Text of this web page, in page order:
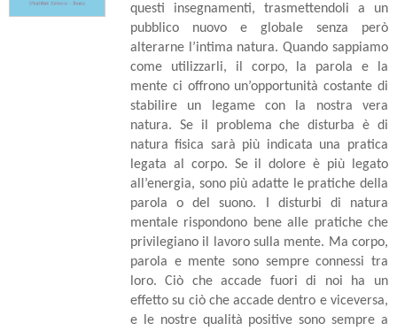
questi insegnamenti, trasmettendoli a un
pubblico nuovo e globale senza però
alterarne l’intima natura. Quando sappiamo
come utilizzarli, il corpo, la parola e la
mente ci offrono un’opportunità costante di
stabilire un legame con la nostra vera
natura. Se il problema che disturba è di
natura fisica sarà più indicata una pratica
legata al corpo. Se il dolore è più legato
all’energia, sono più adatte le pratiche della
parola o del suono. I disturbi di natura
mentale rispondono bene alle pratiche che
privilegiano il lavoro sulla mente. Ma corpo,
parola e mente sono sempre connessi tra
loro. Ciò che accade fuori di noi ha un
effetto su ciò che accade dentro e viceversa,
e le nostre qualità positive sono sempre a